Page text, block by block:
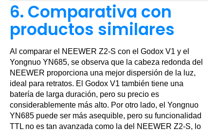
6. Comparativa con
productos similares
Al comparar el NEEWER Z2-S con el Godox V1 y el
Yongnuo YN685, se observa que la cabeza redonda del
NEEWER proporciona una mejor dispersión de la luz,
ideal para retratos. El Godox V1 también tiene una
batería de larga duración, pero su precio es
considerablemente más alto. Por otro lado, el Yongnuo
YN685 puede ser más asequible, pero su funcionalidad
TTL no es tan avanzada como la del NEEWER Z2-S, lo